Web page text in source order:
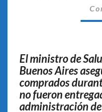
El ministro de
Buenos Aires
comprados
no fueron
administración